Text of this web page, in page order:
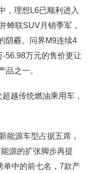
理想L6已顺利进入
蝉联SUV月销季军，
阴霾。问界M9连续4
56.98万元的售价更让
品之一。
越传统燃油乘用车，
源车型占据五席，
源的扩张脚步再提
单中的前七名，7款产